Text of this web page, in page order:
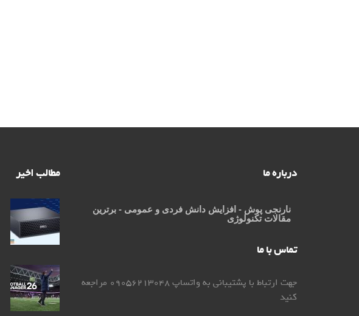
درباره ما
نارنجی پوش - افزایش دانش فردی و عمومی - برترین
مقالات تکنولوژی
تماس با ما
جهت ارتباط با پشتیبانی به واتساپ 09056213048 مراجعه
کنید
مطالب اخیر